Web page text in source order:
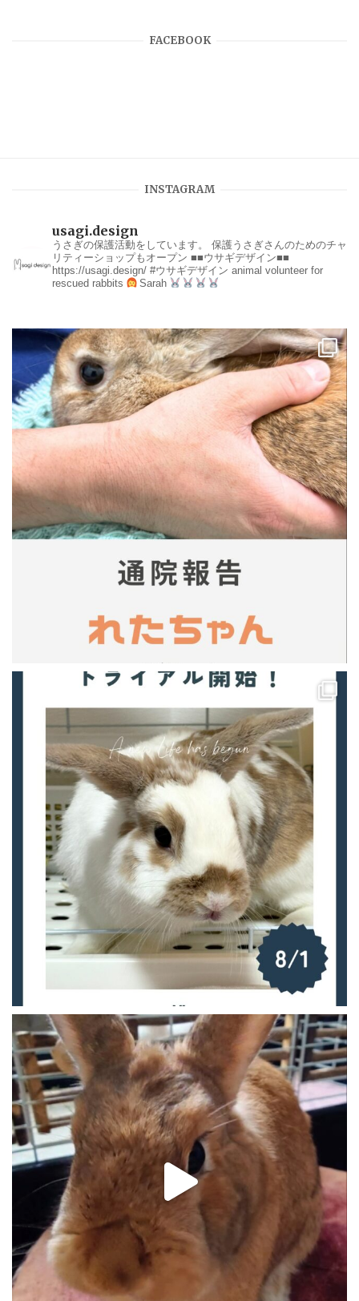
FACEBOOK
INSTAGRAM
usagi.design
うさぎの保護活動をしています。
保護うさぎさんのためのチャ
リティーショップもオープン ■■ウサギデザイン■■
https://usagi.design/ #ウサギデザイン animal volunteer for
rescued rabbits
Sarah